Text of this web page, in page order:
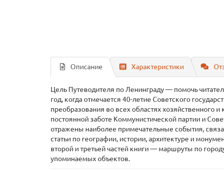
Описание Характеристики
Цель Путеводителя по Ленинграду — помочь
год, когда отмечается 40-летие Советского
преобразования во всех областях хозяйственного
постоянной заботе Коммунистической партии и
отражены наиболее примечательные события,
статьи по географии, истории, архитектуре и
второй и третьей частей книги — маршруты по
упоминаемых объектов.